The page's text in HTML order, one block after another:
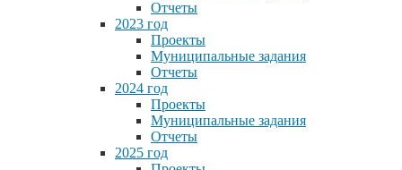
Отчеты
2023 год
Проекты
Муниципальные задания
Отчеты
2024 год
Проекты
Муниципальные задания
Отчеты
2025 год